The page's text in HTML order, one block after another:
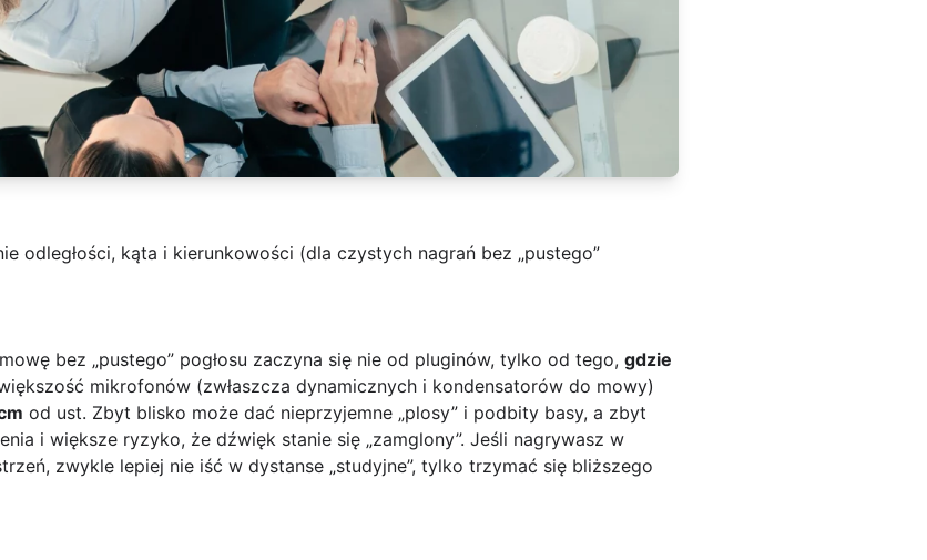
odległości, kąta i kierunkowości (dla czystych nagrań bez „pustego”
bez „pustego” pogłosu zaczyna się nie od pluginów, tylko od tego, gdzie
mikrofonów (zwłaszcza dynamicznych i kondensatorów do mowy)
od ust. Zbyt blisko może dać nieprzyjemne „plosy” i podbity basy, a zbyt
i większe ryzyko, że dźwięk stanie się „zamglony”. Jeśli nagrywasz w
zwykle lepiej nie iść w dystanse „studyjne”, tylko trzymać się bliższego